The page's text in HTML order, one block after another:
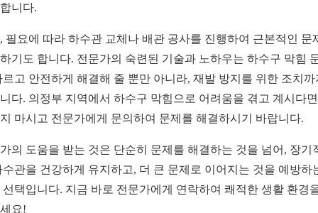
니다.
필요에 따라 하수관 교체나 배관 공사를 진행하여 근본적인 문
기도 합니다. 전문가의 숙련된 기술과 노하우는 하수구 막힘
르고 안전하게 해결해 줄 뿐만 아니라, 재발 방지를 위한 조치까
다. 의정부 지역에서 하수구 막힘으로 어려움을 겪고 계시다
마시고 전문가에게 문의하여 문제를 해결하시기 바랍니다.
의 도움을 받는 것은 단순히 문제를 해결하는 것을 넘어, 장기
수관을 건강하게 유지하고, 더 큰 문제로 이어지는 것을 예방하
선택입니다. 지금 바로 전문가에게 연락하여 쾌적한 생활 환경
요!